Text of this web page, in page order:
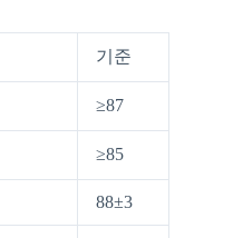
기준
≥87
≥85
88±3